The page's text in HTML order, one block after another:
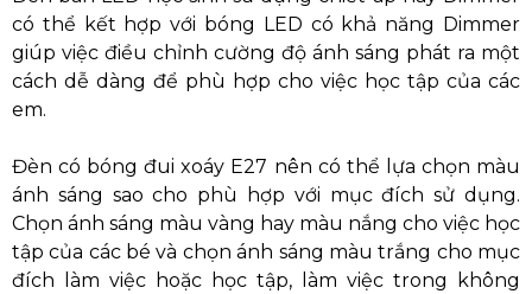
có thể kết hợp với bóng LED có khả năng Dimmer
giúp việc điều chỉnh cường độ ánh sáng phát ra một
cách dễ dàng để phù hợp cho việc học tập của các
em.
Đèn có bóng đui xoáy E27 nên có thể lựa chọn màu
ánh sáng sao cho phù hợp với mục đích sử dụng.
Chọn ánh sáng màu vàng hay màu nắng cho việc học
tập của các bé và chọn ánh sáng màu trắng cho mục
đích làm việc hoặc học tập, làm việc trong không